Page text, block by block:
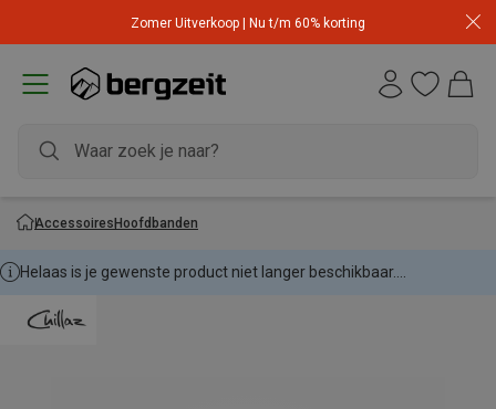
Zomer Uitverkoop | Nu t/m 60% korting
AccessoiresHoofdbanden
Helaas is je gewenste product niet langer beschikbaar....